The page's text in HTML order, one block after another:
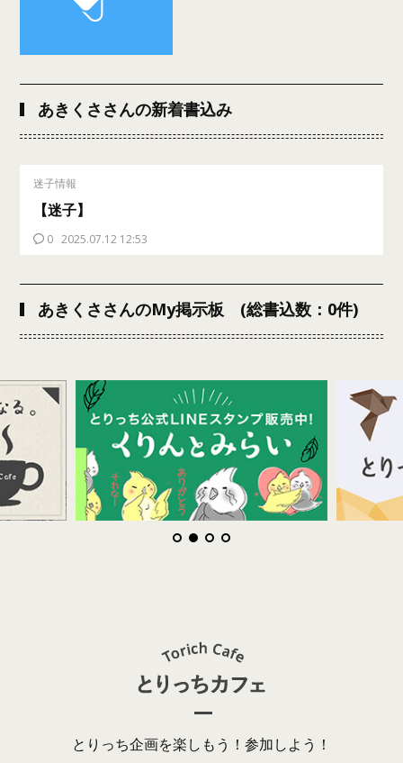
あきくささんの新着書込み
迷子情報
【迷子】
0 2025.07.12 12:53
あきくささんのMy掲示板 (総書込数：0件)
とりっち企画を楽しもう！参加しよう！